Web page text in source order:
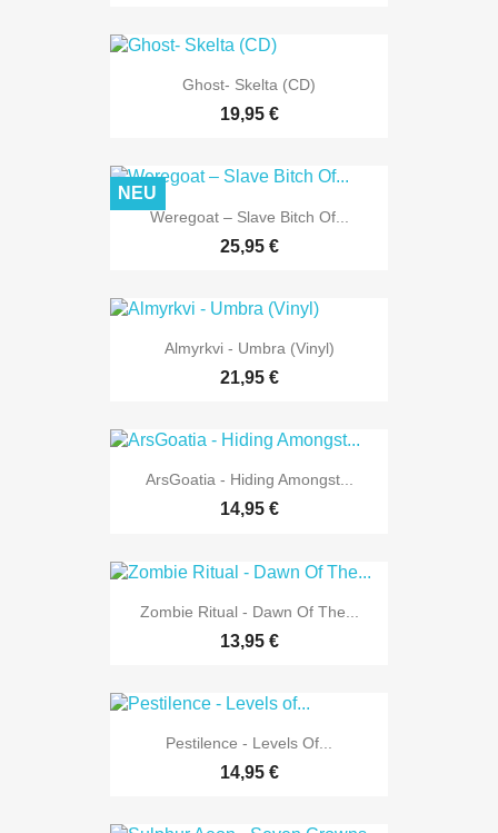
Ghost- Skelta (CD)
19,95 €
Weregoat – Slave Bitch Of...
25,95 €
NEU
Almyrkvi - Umbra (Vinyl)
21,95 €
ArsGoatia - Hiding Amongst...
14,95 €
Zombie Ritual - Dawn Of The...
13,95 €
Pestilence - Levels Of...
14,95 €